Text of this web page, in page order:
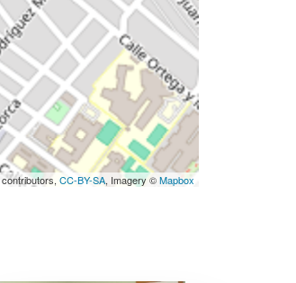
contributors, CC-BY-SA, Imagery ©Mapbox